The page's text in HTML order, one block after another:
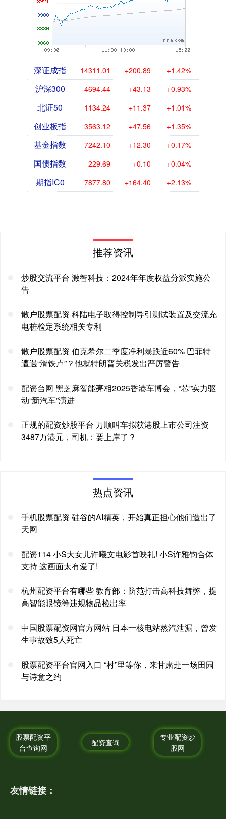
深证成指 14311.01 +200.89 +1.42%
沪深300 4694.44 +43.13 +0.93%
北证50 1134.24 +11.37 +1.01%
创业板指 3563.12 +47.56 +1.35%
基金指数 7242.10 +12.30 +0.17%
国债指数 229.69 +0.10 +0.04%
期指IC0 7877.80 +164.40 +2.13%
推荐资讯
炒股交流平台 激智科技：2024年年度权益分派实施公
告
散户股票配资 科陆电子取得控制导引测试装置及交流充
电桩检定系统相关专利
散户股票配资 伯克希尔二季度净利暴跌近60% 巴菲特
遭遇“滑铁卢”？他就特朗普关税发出严厉警告
配资台网 黑芝麻智能亮相2025香港车博会，“芯”实力驱
动“新汽车”演进
正规的配资炒股平台 万顺叫车拟获港股上市公司注资
3487万港元，司机：要上岸了？
热点资讯
手机股票配资 硅谷的AI精英，开始真正担心他们造出了
天网
配资114 小S大女儿许曦文电影首映礼! 小S许雅钧合体
支持 这画面太有爱了!
杭州配资平台有哪些 教育部：防范打击高科技舞弊，提
高智能眼镜等违规物品检出率
中国股票配资网官方网站 日本一核电站蒸汽泄漏，曾发
生事故致5人死亡
股票配资平台官网入口 “村”里等你，来甘肃赴一场田园
与诗意之约
股票配资平
台查询网
配资查询
专业配资炒
股网
友情链接：